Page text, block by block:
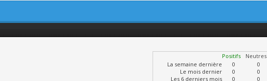
Positifs Neutres
La semaine dernière
0 0
Le mois dernier
0 0
Les 6 derniers mois
0 0